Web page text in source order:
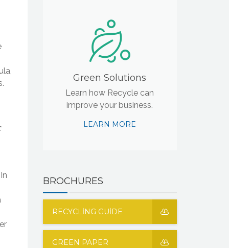
Green Solutions
Learn how Recycle can
improve your business.
LEARN MORE
BROCHURES
RECYCLING GUIDE
GREEN PAPER